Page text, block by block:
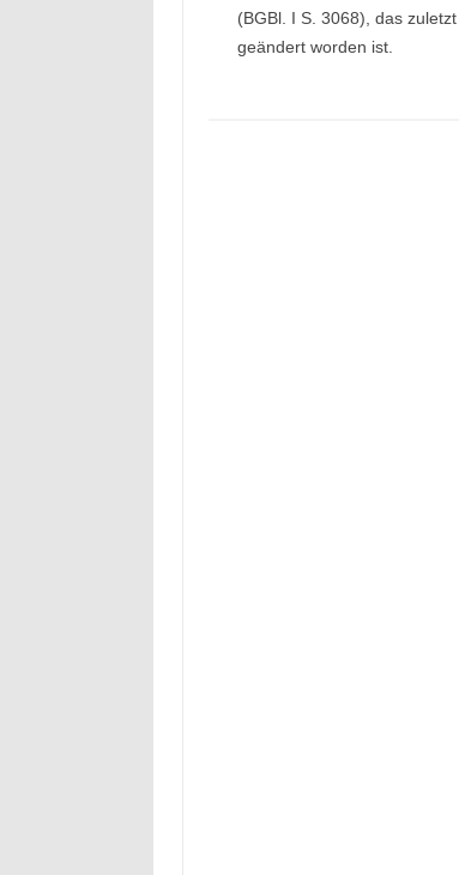
(BGBl. I S. 3068), das
geändert worden ist.